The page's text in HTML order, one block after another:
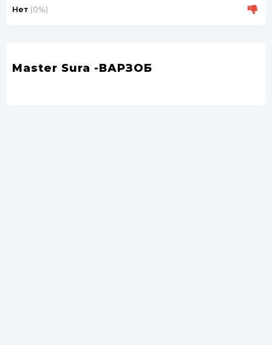
Нет (0%)
Master Sura -ВАРЗОБ